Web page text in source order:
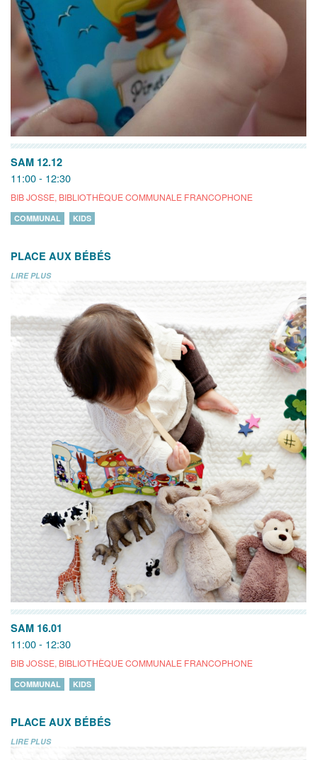
SAM 12.12
11:00 - 12:30
BIB JOSSE, BIBLIOTHÈQUE COMMUNALE FRANCOPHONE
COMMUNAL KIDS
PLACE AUX BÉBÉS
LIRE PLUS
SAM 16.01
11:00 - 12:30
BIB JOSSE, BIBLIOTHÈQUE COMMUNALE FRANCOPHONE
COMMUNAL KIDS
PLACE AUX BÉBÉS
LIRE PLUS